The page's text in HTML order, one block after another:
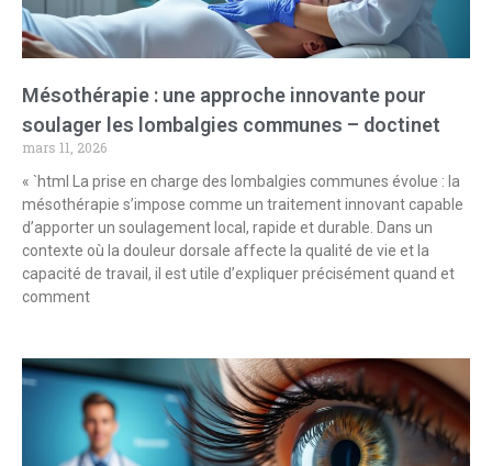
Mésothérapie : une approche innovante pour
soulager les lombalgies communes – doctinet
mars 11, 2026
« `html La prise en charge des lombalgies communes évolue : la
mésothérapie s’impose comme un traitement innovant capable
d’apporter un soulagement local, rapide et durable. Dans un
contexte où la douleur dorsale affecte la qualité de vie et la
capacité de travail, il est utile d’expliquer précisément quand et
comment